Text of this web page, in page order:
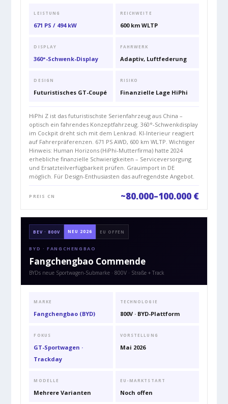
LEISTUNG
671 PS / 494 kW
REICHWEITE
600 km WLTP
DISPLAY
360°-Schwenk-Display
FAHRWERK
Adaptiv, Luftfederung
DESIGN
Futuristisches GT-Coupé
RISIKO
Finanzielle Lage HiPhi
HiPhi Z ist das futuristischste Serienfahrzeug aus China –
optisch ein fahrendes Konzeptfahrzeug. 360°-Schwenkdisplay
im Cockpit dreht sich mit dem Lenkrad. KI-Interieur reagiert
auf Fahrerpräferenzen. 671 PS AWD, 600 km WLTP. Wichtiger
Hinweis: Human Horizons (HiPhi-Mutterfirma) hatte 2024
erhebliche finanzielle Schwierigkeiten – Serviceversorgung
und Ersatzteilverfügbarkeit prüfen. Grauimport in DE
möglich. Für Design-Enthusiasten das aufregendste Angebot.
PREIS CN ~80.000–100.000 €
BEV · 800V NEU 2026 EU OFFEN
BYD · FANGCHENGBAO
Fangchengbao Commende
BYDs neue Sportwagen-Submarke · 800V · Straße + Track
MARKE
Fangchengbao (BYD)
TECHNOLOGIE
800V · BYD-Plattform
FOKUS
GT-Sportwagen ·
Trackday
VORSTELLUNG
Mai 2026
MODELLE
Mehrere Varianten
EU-MARKTSTART
Noch offen